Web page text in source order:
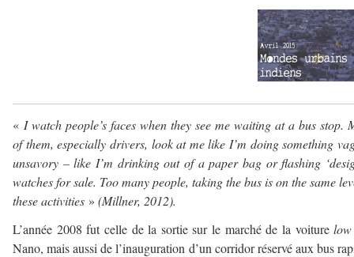
« I watch people’s faces when they see me waiting at a bus stop.
of them, especially drivers, look at me like I’m doing something
unsavory – like I’m drinking out of a paper bag or flashing
watches for sale. Too many people, taking the bus is on the same
these activities » (Millner, 2012).
L’année 2008 fut celle de la sortie sur le marché de la voiture
Nano, mais aussi de l’inauguration d’un corridor réservé aux bus